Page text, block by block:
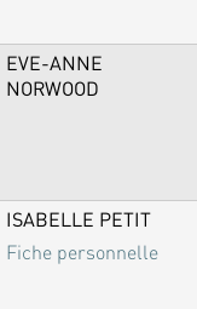
EVE-ANNE
NORWOOD
ISABELLE PETIT
Fiche personnelle